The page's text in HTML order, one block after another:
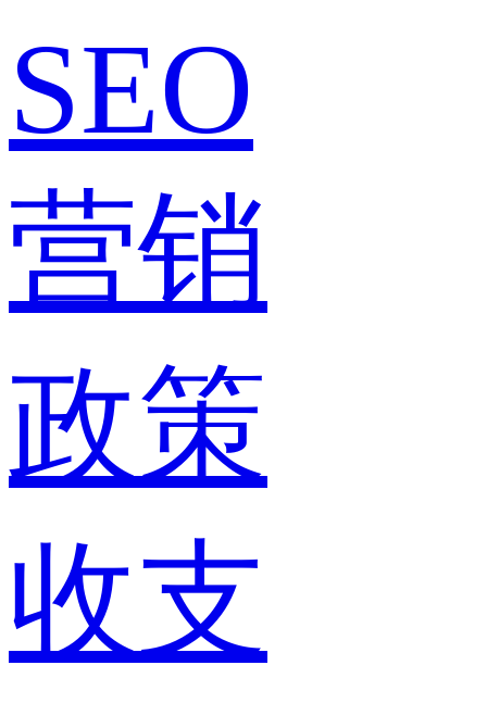
SEO
营销
政策
收支